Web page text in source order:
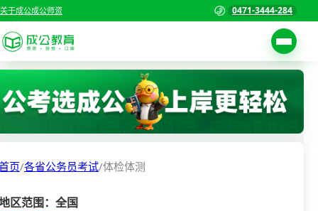
关于成公成公师资 0471-3444-284
考试公告
报考指南
缴费确认
首页
国家公务员考试
各省公务员考试
页/各省公务员考试/体检体测
区范围：全国